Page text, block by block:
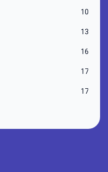
10 °C
13 °C
16 °C
17 °C
17 °C